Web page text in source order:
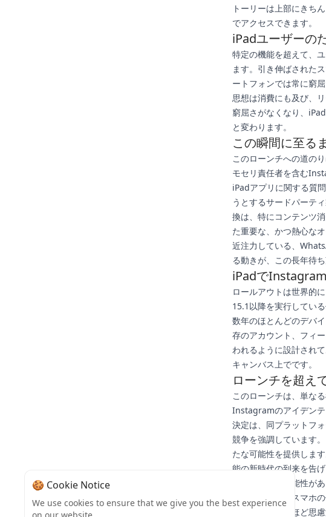
トーリーは上部にきち
でアクセスできます。
iPadユーザーの
特定の機能を超えて、
ます。引き伸ばされた
ートフォンでは常に窮
思想は消費にも及び、
窮屈さがなくなり、
と変わります。
この瞬間に至る
このローンチへの道の
モセリ責任者を含む
iPadアプリに関する質
うとするサードパーテ
換は、特にコンテンツ
た重要な、かつ熱心な
近注力している、
る動きが、この長年待
iPadで
ロールアウトは世界的
15.1以降を実行してい
数年のほとんどのデバ
存のアカウント、フィ
われるように設計され
キャンバス上でです。
ローンチを超え
このローンチは、単な
Instagramのアイデンテ
決定は、同プラットフ
競争を強調しています
たな可能性を提供しま
能の新時代の到来を告
影響を与える可能性が
アプリは、単にスマホ
おり、特にこれほど思
🍪 Cookie Notice
We use cookies to ensure that we give you the best experience